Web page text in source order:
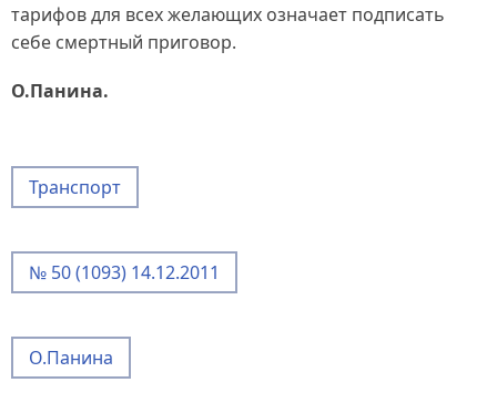
тарифов для всех желающих означает подписать
себе смертный приговор.
О.Панина.
Транспорт
№ 50 (1093) 14.12.2011
О.Панина